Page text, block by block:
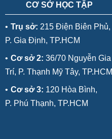
CƠ SỞ HỌC TẬP
• Trụ sở: 215 Điện Biên Phủ,
P. Gia Định, TP.HCM
• Cơ sở 2: 36/70 Nguyễn Gia
Trí, P. Thạnh Mỹ Tây, TP.HCM
• Cơ sở 3: 120 Hòa Bình,
P. Phú Thạnh, TP.HCM